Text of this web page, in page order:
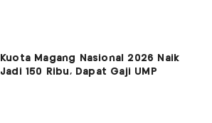
Kuota Magang Nasional 2026 Naik
Jadi 150 Ribu, Dapat Gaji UMP